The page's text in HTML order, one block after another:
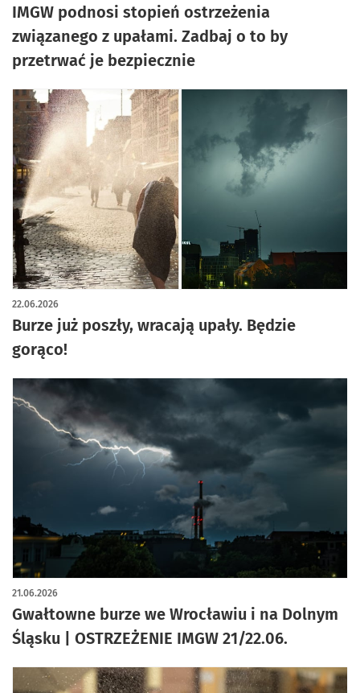
IMGW podnosi stopień ostrzeżenia
związanego z upałami. Zadbaj o to by
przetrwać je bezpiecznie
Burze już poszły, wracają upały. Będzie
gorąco!
22.06.2026
Gwałtowne burze we Wrocławiu i na Dolnym
Śląsku | OSTRZEŻENIE IMGW 21/22.06.
21.06.2026